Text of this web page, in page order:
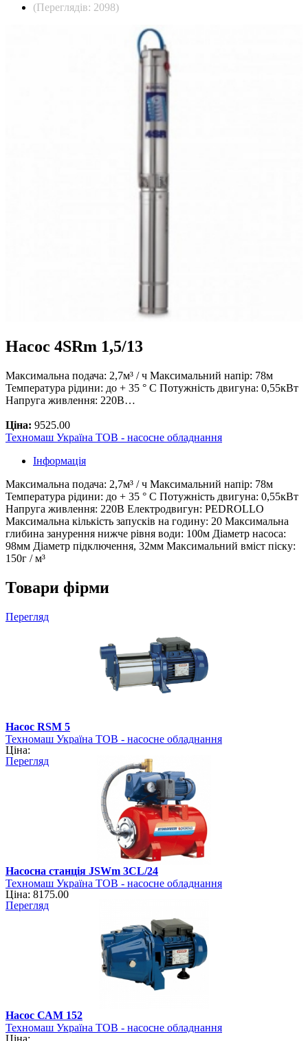
(Переглядів: 2098)
Насос 4SRm 1,5/13
Максимальна подача: 2,7м³ / ч Максимальний напір: 78м
Температура рідини: до + 35 ° С Потужність двигуна: 0,55кВт
Напруга живлення: 220В…
Ціна: 9525.00
Техномаш Україна ТОВ - насосне обладнання
Інформація
Максимальна подача: 2,7м³ / ч Максимальний напір: 78м
Температура рідини: до + 35 ° С Потужність двигуна: 0,55кВт
Напруга живлення: 220В Електродвигун: PEDROLLO
Максимальна кількість запусків на годину: 20 Максимальна
глибина занурення нижче рівня води: 100м Діаметр насоса:
98мм Діаметр підключення, 32мм Максимальний вміст піску:
150г / м³
Товари фірми
Перегляд
Насос RSM 5
Техномаш Україна ТОВ - насосне обладнання
Ціна:
Перегляд
Насосна станція JSWm 3CL/24
Техномаш Україна ТОВ - насосне обладнання
Ціна: 8175.00
Перегляд
Насос САМ 152
Техномаш Україна ТОВ - насосне обладнання